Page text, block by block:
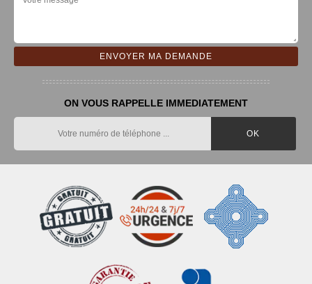
ON VOUS RAPPELLE IMMEDIATEMENT